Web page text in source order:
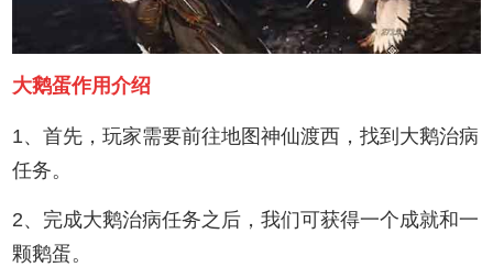
大鹅蛋作用介绍
1、首先，玩家需要前往地图神仙渡西，找到大鹅治病
任务。
2、完成大鹅治病任务之后，我们可获得一个成就和一
颗鹅蛋。